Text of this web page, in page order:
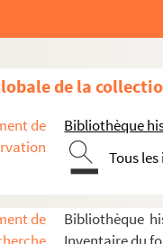
de la
de
Bibliothèque
Tous
de
Bibliothèque